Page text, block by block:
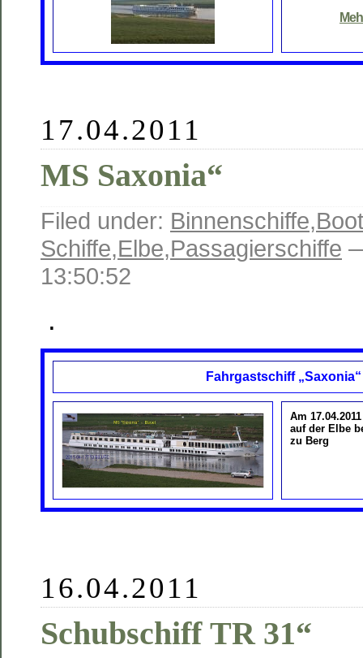
17.04.2011
MS Saxonia“
Filed under: Binnenschiffe,
Schiffe,Elbe,Passagierschiffe
13:50:52
.
Fahrgastschiff „Saxonia“
Am
auf der Elbe
zu Berg
16.04.2011
Schubschiff TR 31“